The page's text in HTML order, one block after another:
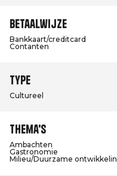
Betaalwijze
Bankkaart/creditcard
Contanten
Type
Cultureel
Thema's
Ambachten
Gastronomie
Milieu/Duurzame